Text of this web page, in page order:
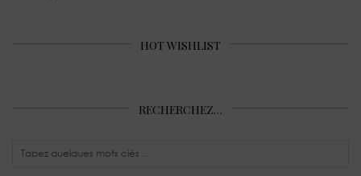
HOT WISHLIST
RECHERCHEZ…